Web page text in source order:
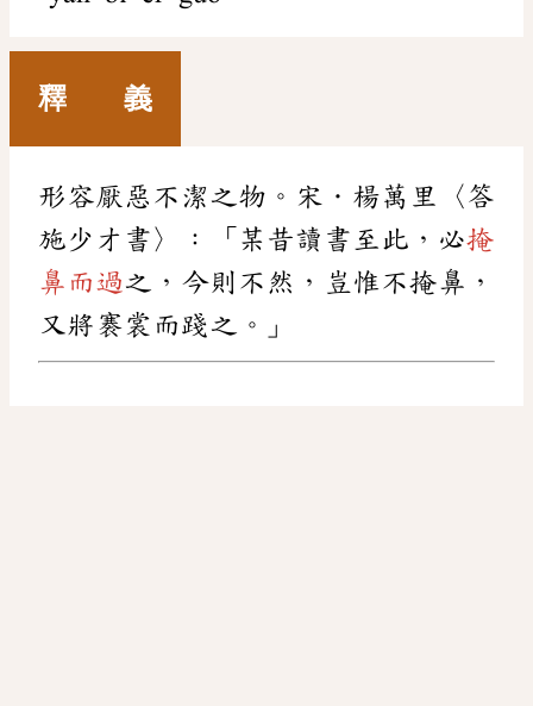
釋 義
形容厭惡不潔之物。宋．楊萬里〈答
施少才書〉：「某昔讀書至此，必掩
鼻而過之，今則不然，豈惟不掩鼻，
又將褰裳而踐之。」